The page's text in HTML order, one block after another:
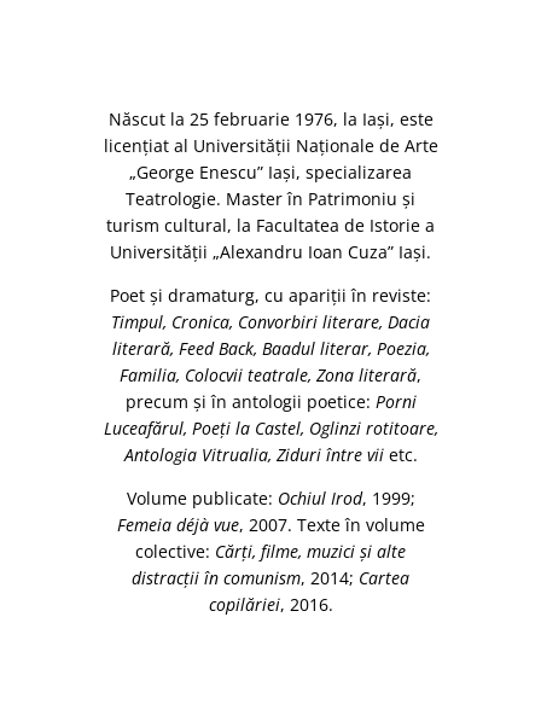
Născut la 25 februarie 1976, la Iaşi, este
licenţiat al Universităţii Naţionale de Arte
„George Enescu” Iaşi, specializarea
Teatrologie. Master în Patrimoniu şi
turism cultural, la Facultatea de Istorie a
Universităţii „Alexandru Ioan Cuza” Iaşi.
Poet şi dramaturg, cu apariţii în reviste:
Timpul, Cronica, Convorbiri literare, Dacia
literară, Feed Back, Baadul literar, Poezia,
Familia, Colocvii teatrale, Zona literară,
precum şi în antologii poetice: Porni
Luceafărul, Poeţi la Castel, Oglinzi rotitoare,
Antologia Vitrualia, Ziduri între viietc.
Volume publicate: Ochiul Irod, 1999;
Femeia déjà vue, 2007. Texte în volume
colective: Cărţi, filme, muzici şi alte
distracţii în comunism, 2014; Cartea
copilăriei, 2016.